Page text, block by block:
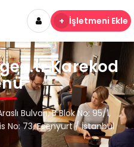
+ İşletmeni Ekle
Karekod
Bulvarı, B Blok No: 95/1,
No: 73, Esenyurt / İstanbul